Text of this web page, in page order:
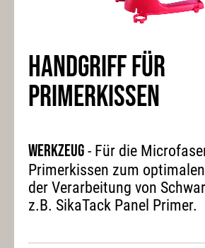
HANDGRIFF FÜR
PRIMERKISSEN
Werkzeug - Für die
Primerkissen zum
der Verarbeitung von
z.B. SikaTack Panel Primer.